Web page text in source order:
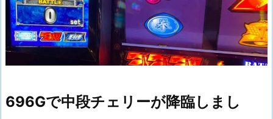
696Gで中段チェリーが降臨しまし